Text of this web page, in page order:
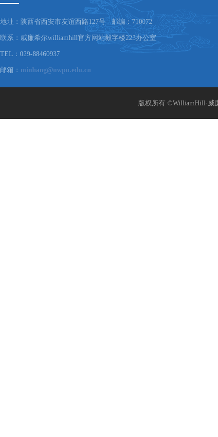
地址：陕西省西安市友谊西路127号 邮编：710072
联系：威廉希尔williamhill官方网站毅字楼223办公室
TEL：029-88460937
邮箱： minhang@nwpu.edu.cn
版权所有 ©WilliamHill·